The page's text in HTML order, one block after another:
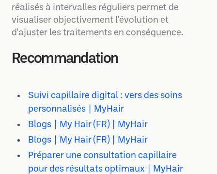
réalisés à intervalles réguliers permet de
visualiser objectivement l'évolution et
d'ajuster les traitements en conséquence.
Recommandation
Suivi capillaire digital : vers des soins
personnalisés | MyHair
Blogs | My Hair (FR) | MyHair
Blogs | My Hair (FR) | MyHair
Préparer une consultation capillaire
pour des résultats optimaux | MyHair